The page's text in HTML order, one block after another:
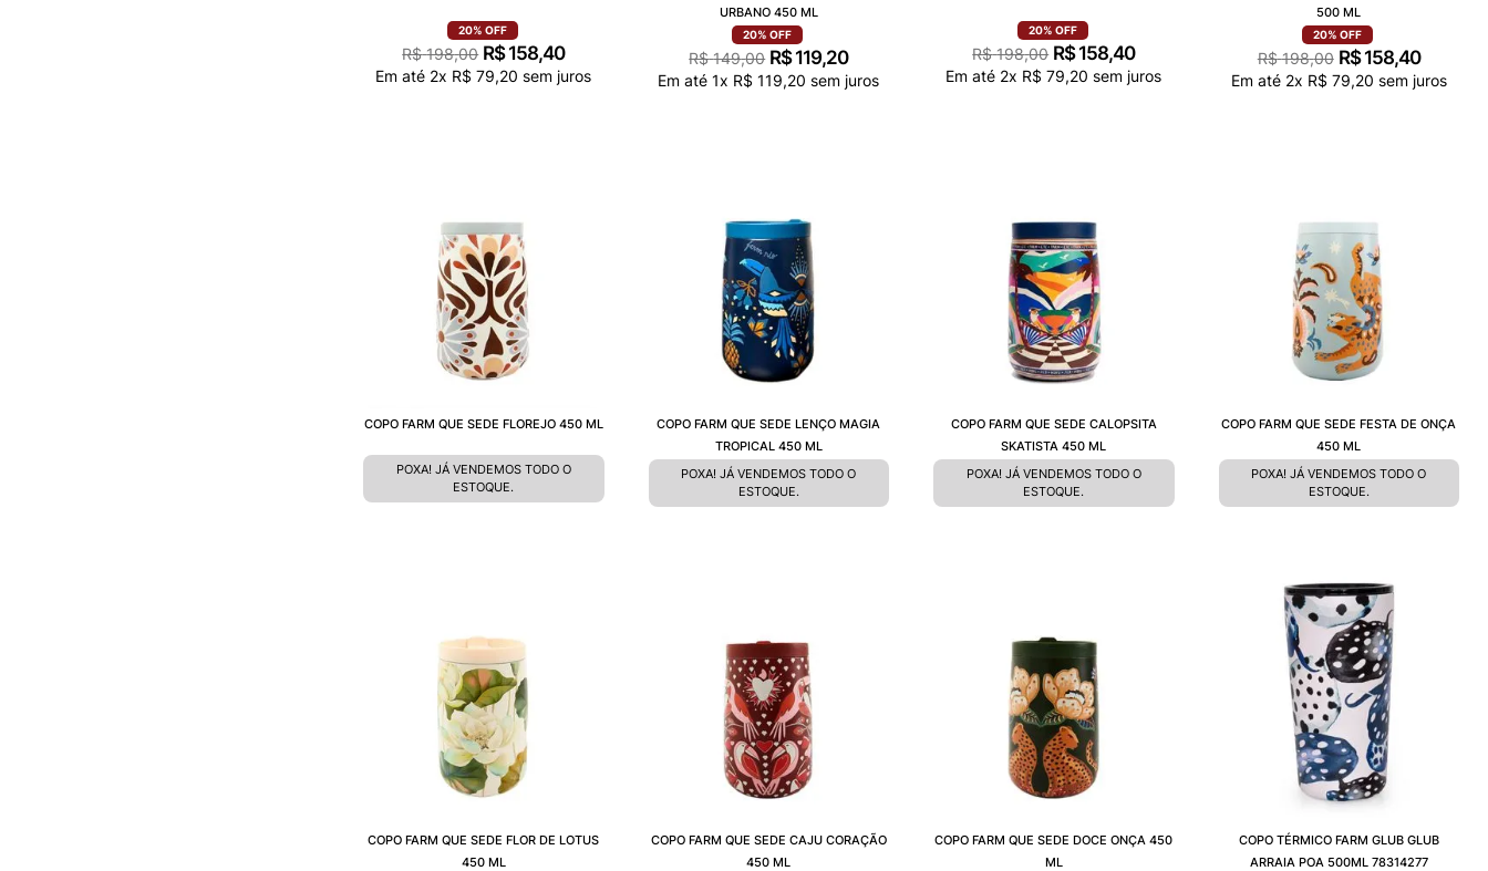
20% OFF
R$ 198,00 R$158,40
Em até 2x R$ 79,20 sem juros
URBANO 450 ML
20% OFF
R$ 149,00 R$119,20
Em até1x R$ 119,20 sem juros
20% OFF
R$ 198,00 R$158,40
Em até 2x R$ 79,20 sem juros
500 ML
20% OFF
R$ 198,00 R$ 158,40
Em até 2x R$ 79,20 sem juros
COPO FARM QUE SEDE FLOREJO 450 ML
POXA! JÁ VENDEMOS TODO O
ESTOQUE.
COPO FARM QUE SEDE LENÇO MAGIA
TROPICAL 450 ML
POXA! JÁ VENDEMOS TODO O
ESTOQUE.
COPO FARM QUE SEDE CALOPSITA
SKATISTA 450 ML
POXA! JÁ VENDEMOS TODO O
ESTOQUE.
COPO FARM QUE SEDE FESTA DE ONÇA
450 ML
POXA! JÁ VENDEMOS TODO O
ESTOQUE.
COPO FARM QUE SEDE FLOR DE LOTUS
450 ML
COPO FARM QUE SEDE CAJU CORAÇÃO
450 ML
COPO FARM QUE SEDE DOCE ONÇA 450
ML
COPO TÉRMICO FARM GLUB GLUB
ARRAIA POA 500ML 78314277